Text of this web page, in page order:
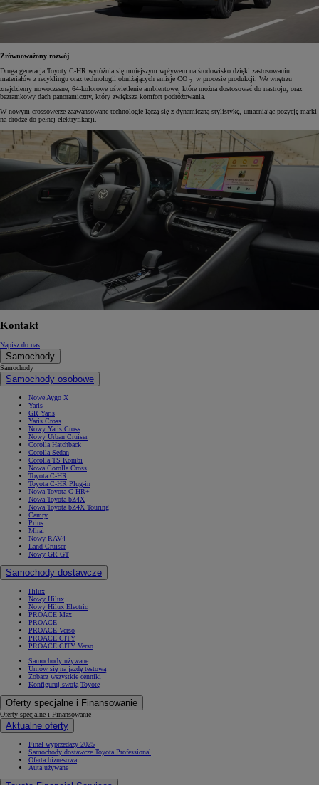
Zrównoważony rozwój
Druga generacja Toyoty C-HR wyróżnia się mniejszym wpływem na środowisko dzięki zastosowaniu
materiałów z recyklingu oraz technologii obniżających emisje CO 2 w procesie produkcji. We wnętrzu
znajdziemy nowoczesne, 64-kolorowe oświetlenie ambientowe, które można dostosować do nastroju, oraz
bezramkowy dach panoramiczny, który zwiększa komfort podróżowania.
W nowym crossowerze zaawansowane technologie łączą się z dynamiczną stylistykę, umacniając pozycję marki
na drodze do pełnej elektryfikacji.
Kontakt
Napisz do nas
Samochody
Samochody
Samochody osobowe
Nowe Aygo X
Yaris
GR Yaris
Yaris Cross
Nowy Yaris Cross
Nowy Urban Cruiser
Corolla Hatchback
Corolla Sedan
Corolla TS Kombi
Nowa Corolla Cross
Toyota C-HR
Toyota C-HR Plug-in
Nowa Toyota C-HR+
Nowa Toyota bZ4X
Nowa Toyota bZ4X Touring
Camry
Prius
Mirai
Nowy RAV4
Land Cruiser
Nowy GR GT
Samochody dostawcze
Hilux
Nowy Hilux
Nowy Hilux Electric
PROACE Max
PROACE
PROACE Verso
PROACE CITY
PROACE CITY Verso
Samochody używane
Umów się na jazdę testową
Zobacz wszystkie cenniki
Konfiguruj swoją Toyotę
Oferty specjalne i Finansowanie
Oferty specjalne i Finansowanie
Aktualne oferty
Finał wyprzedaży 2025
Samochody dostawcze Toyota Professional
Oferta biznesowa
Auta używane